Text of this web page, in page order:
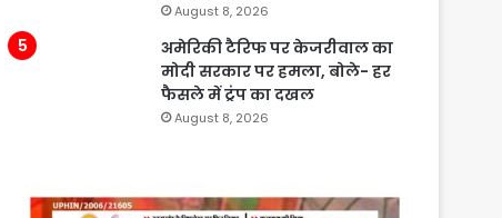
August 8, 2026
अमेरिकी टैरिफ पर केजरीवाल का
मोदी सरकार पर हमला, बोले- हर
फैसले में ट्रंप का दखल
August 8, 2026